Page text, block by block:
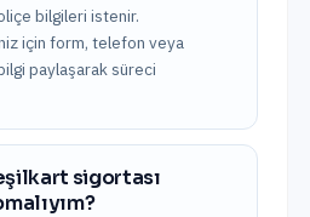
bilgileri istenir.
için form, telefon veya
paylaşarak süreci
sigortası